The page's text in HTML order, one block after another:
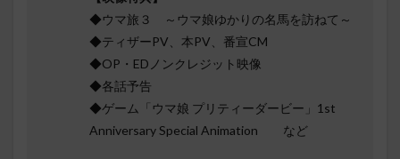
◆ウマ旅３ ～ウマ娘ゆかりの名馬を訪ねて～
◆ティザーPV、本PV、番宣CM
◆OP・EDノンクレジット映像
◆各話予告
◆ゲーム「ウマ娘 プリティーダービー」1st
Anniversary Special Animation など